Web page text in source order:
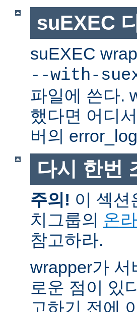
suEXEC
suEXEC
--with-
파일에 쓴다.
했다면 어디
버의
다시 한번
주의! 이 섹션
치그룹의 온
참고하라.
wrapper가 서
로운 점이 있
고하기 전에